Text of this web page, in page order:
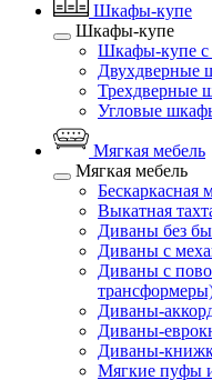
Шкафы-купе
Шкафы-купе
Шкафы-купе с
Двухдверные
Трехдверные
Угловые
Мягкая мебель
Мягкая мебель
Бескаркасная
Выкатная
Диваны без
Диваны с
Диваны с
Диваны-
Диваны-
Диваны-
Мягкие пуфы